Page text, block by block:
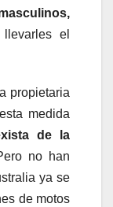
el
propietaria
medida
de la
no han
ya se
de motos